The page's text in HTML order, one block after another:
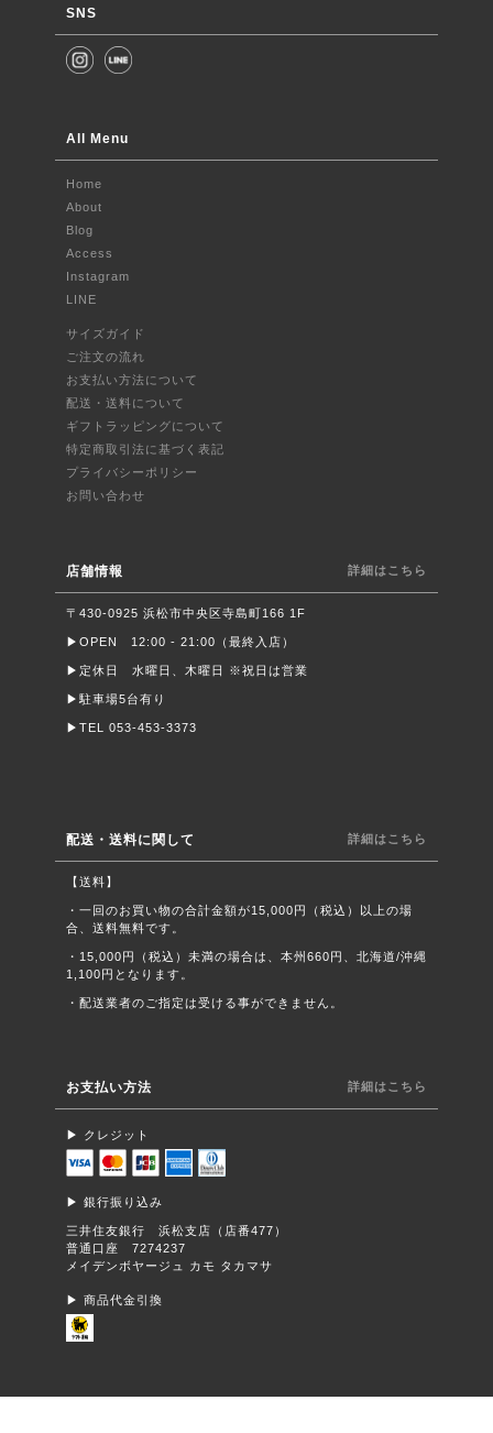
SNS
All Menu
Home
About
Blog
Access
Instagram
LINE
サイズガイド
ご注文の流れ
お支払い方法について
配送・送料について
ギフトラッピングについて
特定商取引法に基づく表記
プライバシーポリシー
お問い合わせ
店舗情報 詳細はこちら
〒430-0925 浜松市中央区寺島町166 1F
▶︎OPEN 12:00 - 21:00（最終入店）
▶︎定休日 水曜日、木曜日 ※祝日は営業
▶︎駐車場5台有り
▶︎TEL 053-453-3373
配送・送料に関して 詳細はこちら
【送料】
・一回のお買い物の合計金額が15,000円（税込）以上の場
合、送料無料です。
・15,000円（税込）未満の場合は、本州660円、北海道/沖縄
1,100円となります。
・配送業者のご指定は受ける事ができません。
お支払い方法 詳細はこちら
▶︎ クレジット
▶︎ 銀行振り込み
三井住友銀行 浜松支店（店番477）
普通口座 7274237
メイデンボヤージュ カモ タカマサ
▶︎ 商品代金引換